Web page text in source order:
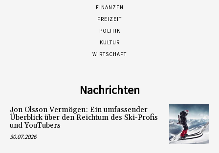
FINANZEN
FREIZEIT
POLITIK
KULTUR
WIRTSCHAFT
Nachrichten
Jon Olsson Vermögen: Ein umfassender
Überblick über den Reichtum des Ski-Profis
und YouTubers
30.07.2026